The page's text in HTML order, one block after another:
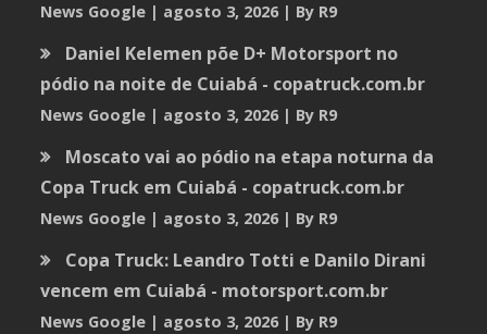
News Google agosto 3, 2026 By R9
Daniel Kelemen põe D+ Motorsport no
pódio na noite de Cuiabá - copatruck.com.br
News Google agosto 3, 2026 By R9
Moscato vai ao pódio na etapa noturna da
Copa Truck em Cuiabá - copatruck.com.br
News Google agosto 3, 2026 By R9
Copa Truck: Leandro Totti e Danilo Dirani
vencem em Cuiabá - motorsport.com.br
News Google agosto 3, 2026 By R9